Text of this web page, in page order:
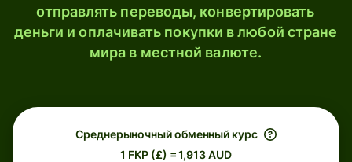
отправлять переводы, конвертировать
деньги и оплачивать покупки в любой стране
мира в местной валюте.
Среднерыночный обменный курс
1 FKP (£) = 1,913 AUD